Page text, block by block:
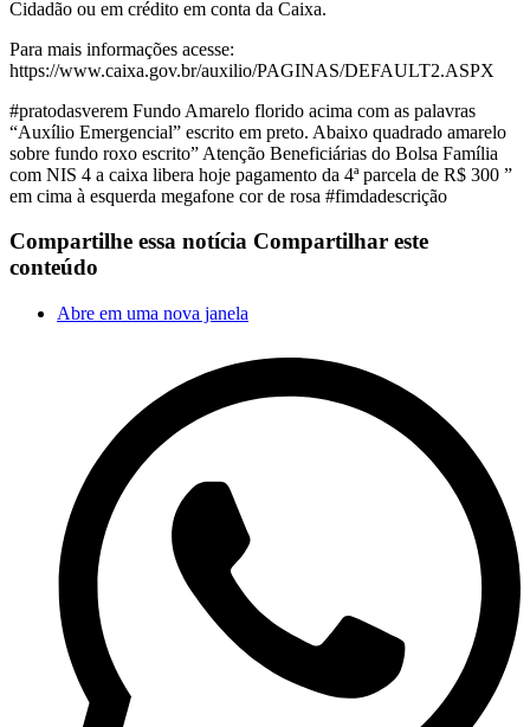
Cidadão ou em crédito em conta da Caixa.
Para mais informações acesse:
https://www.caixa.gov.br/auxilio/PAGINAS/DEFAULT2.ASPX
#pratodasverem Fundo Amarelo florido acima com as palavras
“Auxílio Emergencial” escrito em preto. Abaixo quadrado amarelo
sobre fundo roxo escrito” Atenção Beneficiárias do Bolsa Família
com NIS 4 a caixa libera hoje pagamento da 4ª parcela de R$ 300 ”
em cima à esquerda megafone cor de rosa #fimdadescrição
Compartilhe essa notícia Compartilhar este
conteúdo
Abre em uma nova janela